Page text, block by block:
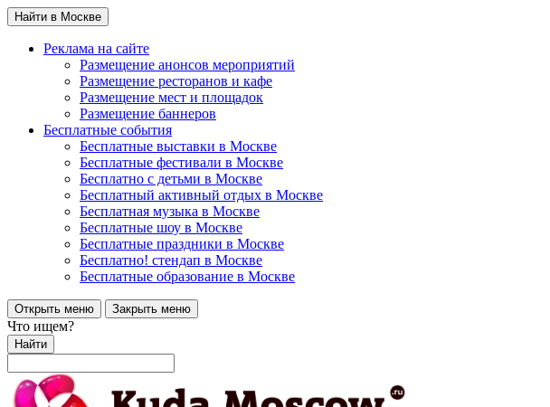
Найти в Москве
Реклама на сайте
Размещение анонсов мероприятий
Размещение ресторанов и кафе
Размещение мест и площадок
Размещение баннеров
Бесплатные события
Бесплатные выставки в Москве
Бесплатные фестивали в Москве
Бесплатно с детьми в Москве
Бесплатный активный отдых в Москве
Бесплатная музыка в Москве
Бесплатные шоу в Москве
Бесплатные праздники в Москве
Бесплатно! стендап в Москве
Бесплатные образование в Москве
Открыть меню Закрыть меню
Что ищем?
Найти